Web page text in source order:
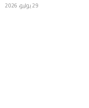
29 يوليو، 2026